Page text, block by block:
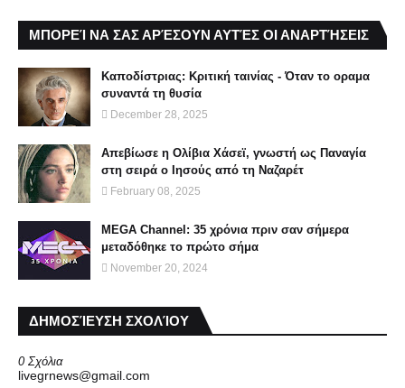
ΜΠΟΡΕΊ ΝΑ ΣΑΣ ΑΡΈΣΟΥΝ ΑΥΤΈΣ ΟΙ ΑΝΑΡΤΉΣΕΙΣ
Καποδίστριας: Κριτική ταινίας - Όταν το οραμα
συναντά τη θυσία
December 28, 2025
Απεβίωσε η Ολίβια Χάσεϊ, γνωστή ως Παναγία
στη σειρά ο Ιησούς από τη Ναζαρέτ
February 08, 2025
MEGA Channel: 35 χρόνια πριν σαν σήμερα
μεταδόθηκε το πρώτο σήμα
November 20, 2024
ΔΗΜΟΣΊΕΥΣΗ ΣΧΟΛΊΟΥ
0 Σχόλια
livegrnews@gmail.com